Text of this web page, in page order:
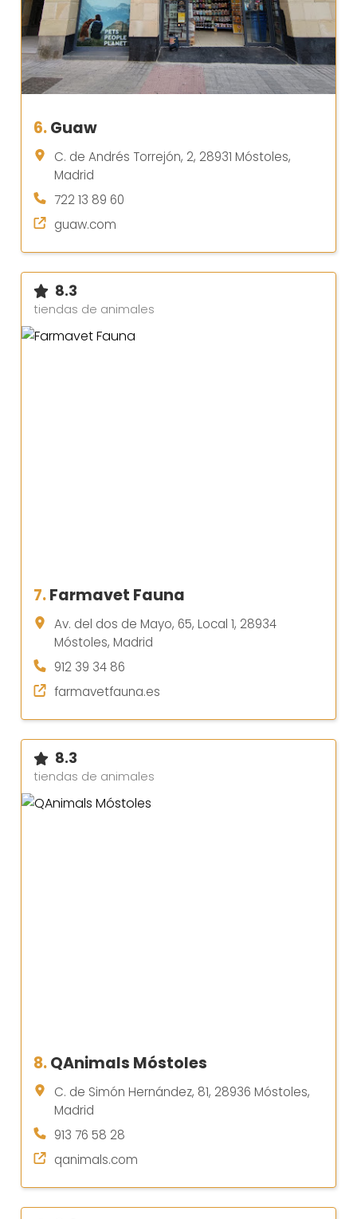
6.Guaw
C. de Andrés Torrejón, 2, 28931 Móstoles,
Madrid
722 13 89 60
guaw.com
8.3
tiendas de animales
7.Farmavet Fauna
Av. del dos de Mayo, 65, Local 1, 28934
Móstoles, Madrid
912 39 34 86
farmavetfauna.es
8.3
tiendas de animales
8.QAnimals Móstoles
C. de Simón Hernández, 81, 28936 Móstoles,
Madrid
913 76 58 28
qanimals.com